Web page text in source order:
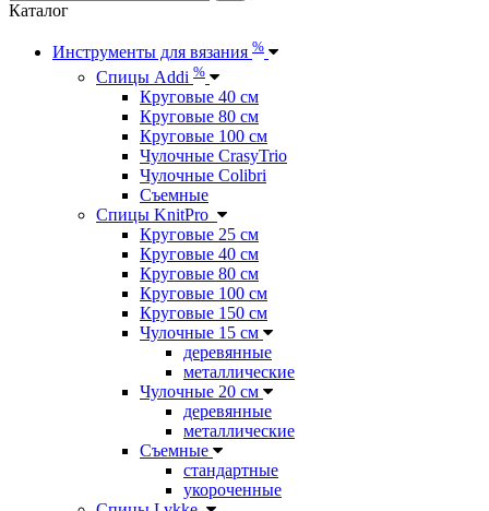
Каталог
Инструменты для вязания %
Спицы Addi %
Круговые 40 см
Круговые 80 см
Круговые 100 см
Чулочные CrasyTrio
Чулочные Colibri
Съемные
Спицы KnitPro
Круговые 25 см
Круговые 40 см
Круговые 80 см
Круговые 100 см
Круговые 150 см
Чулочные 15 см
деревянные
металлические
Чулочные 20 см
деревянные
металлические
Съемные
стандартные
укороченные